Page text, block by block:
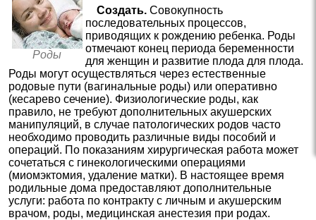
✚Акушерские операции
✚Анализы при беременности
✚Ведение беременности
✚
Пренатальная диагностика
—
✚Подготовка к родам
≈2067₽
✚Профилактика осложнений беременности
Роды
Создать. Совокупность
последовательных процессов,
приводящих к рождению ребенка. Роды
отмечают конец периода беременности
для женщин и развитие плода для плода.
Роды могут осуществляться через естественные
родовые пути (вагинальные роды) или оперативно
(кесарево сечение). Физиологические роды, как
правило, не требуют дополнительных акушерских
манипуляций, в случае патологических родов часто
необходимо проводить различные виды пособий и
операций. По показаниям хирургическая работа может
сочетаться с гинекологическими операциями
(миомэктомия, удаление матки). В настоящее время
родильные дома предоставляют дополнительные
услуги: работа по контракту с личным и акушерским
врачом, роды, медицинская анестезия при родах.